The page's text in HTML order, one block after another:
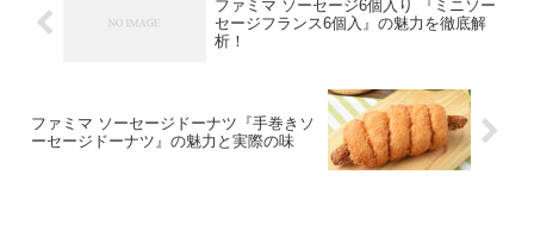
ファミマ ソーセージ6個入り 『ミニソー
セージフランス6個入』の魅力を徹底解
析！
ファミマ ソーセージドーナツ『手巻きソ
ーセージドーナツ』の魅力と実際の味